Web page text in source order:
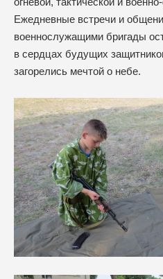
Ежедневные встречи и
военнослужащими бригады
в сердцах будущих
загорелись мечтой о небе.